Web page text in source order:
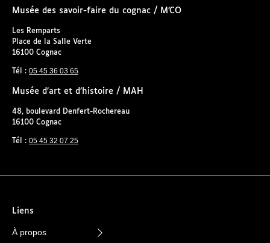
Musée des savoir-faire du cognac / M’CO
Les Remparts
Place de la Salle Verte
16100 Cognac
Tél : 05 45 36 03 65
Musée d’art et d’histoire / MAH
48, boulevard Denfert-Rochereau
16100 Cognac
Tél : 05 45 32 07 25
Liens
À propos